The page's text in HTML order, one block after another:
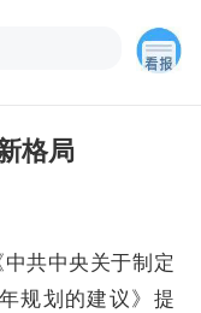
格局
共中央关于制定
规划的建议》提